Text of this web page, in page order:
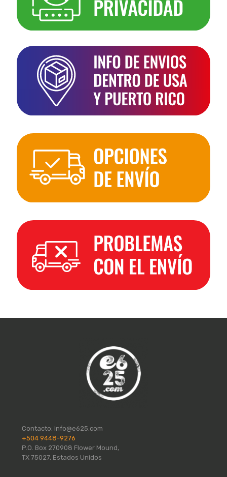
Contacto: info@e625.com
+504 9448-9276
P.O. Box 270908 Flower Mound,
TX 75027, Estados Unidos